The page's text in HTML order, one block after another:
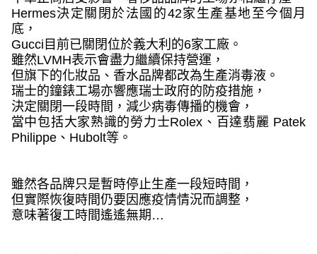
Hermes決定關閉於法國的42家生產基地至今個月
底，
Gucci 目前已關閉位於義大利的6家工廠。
雖然LVMH表示會盡力繼續保持營運，
但旗下的化妝品、香水品牌都改為生產消毒液。
瑞士的鐘錶工場亦響應瑞士政府的防疫措施，
決定關閉一段時間，減少病毒傳播的機會，
當中包括大家熟識的勞力士Rolex 、百達翡麗 Patek
Philippe、 Hubolt等。
雖然各品牌只是暫時停止生產一段短時間，
但實際恢復時間仍要因應疫情情況而調整，
意味著復工時間遙遙無期…